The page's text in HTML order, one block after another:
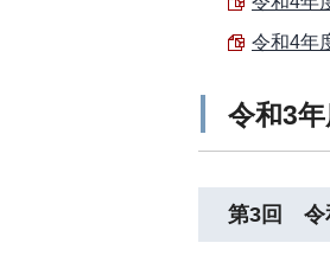
令和4年
令和3
第3回 令